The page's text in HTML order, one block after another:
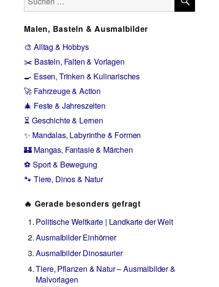
nach:
Malen, Basteln & Ausmalbilder
🎨 Alltag & Hobbys
✂️ Basteln, Falten & Vorlagen
🍳 Essen, Trinken & Kulinarisches
🚀 Fahrzeuge & Action
🎄 Feste & Jahreszeiten
⏳ Geschichte & Lernen
✨ Mandalas, Labyrinthe & Formen
🏰 Mangas, Fantasie & Märchen
⚽ Sport & Bewegung
🐾 Tiere, Dinos & Natur
🔥 Gerade besonders gefragt
Politische Weltkarte | Landkarte der Welt
Ausmalbilder Einhörner
Ausmalbilder Dinosaurier
Tiere, Pflanzen & Natur – Ausmalbilder &
Malvorlagen